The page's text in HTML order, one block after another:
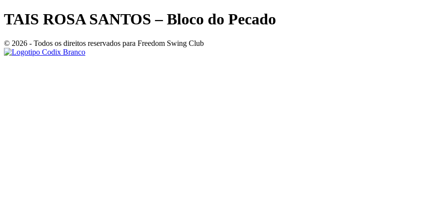
TAIS ROSA SANTOS – Bloco do Pecado
© 2026 - Todos os direitos reservados para Freedom Swing Club